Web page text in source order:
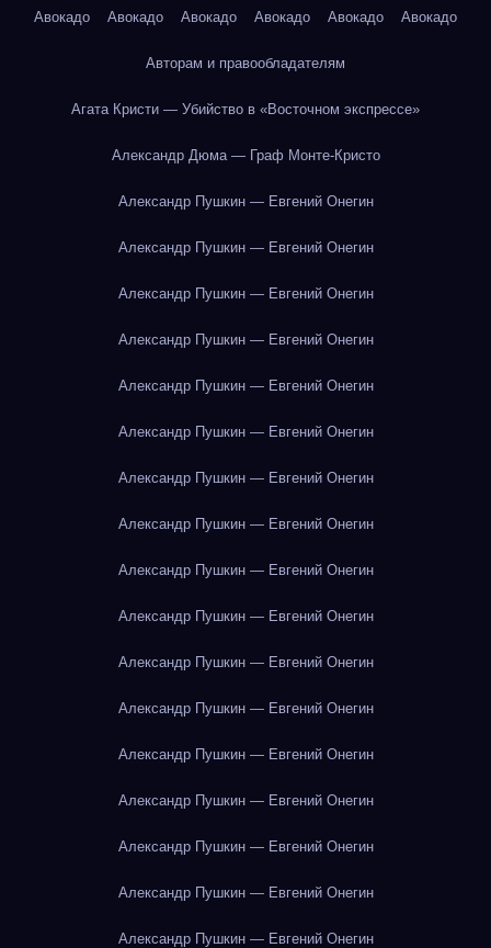
Авокадо Авокадо Авокадо Авокадо Авокадо Авокадо
Авторам и правообладателям
Агата Кристи — Убийство в «Восточном экспрессе»
Александр Дюма — Граф Монте-Кристо
Александр Пушкин — Евгений Онегин
Александр Пушкин — Евгений Онегин
Александр Пушкин — Евгений Онегин
Александр Пушкин — Евгений Онегин
Александр Пушкин — Евгений Онегин
Александр Пушкин — Евгений Онегин
Александр Пушкин — Евгений Онегин
Александр Пушкин — Евгений Онегин
Александр Пушкин — Евгений Онегин
Александр Пушкин — Евгений Онегин
Александр Пушкин — Евгений Онегин
Александр Пушкин — Евгений Онегин
Александр Пушкин — Евгений Онегин
Александр Пушкин — Евгений Онегин
Александр Пушкин — Евгений Онегин
Александр Пушкин — Евгений Онегин
Александр Пушкин — Евгений Онегин